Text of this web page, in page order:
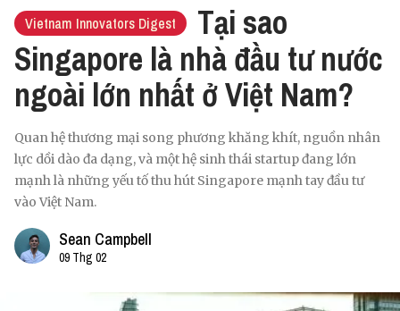
Vietnam Innovators Digest
Tại sao
Singapore là nhà đầu tư nước
ngoài lớn nhất ở Việt Nam?
Quan hệ thương mại song phương khăng khít, nguồn nhân
lực dồi dào đa dạng, và một hệ sinh thái startup đang lớn
mạnh là những yếu tố thu hút Singapore mạnh tay đầu tư
vào Việt Nam.
Sean Campbell
09 Thg 02